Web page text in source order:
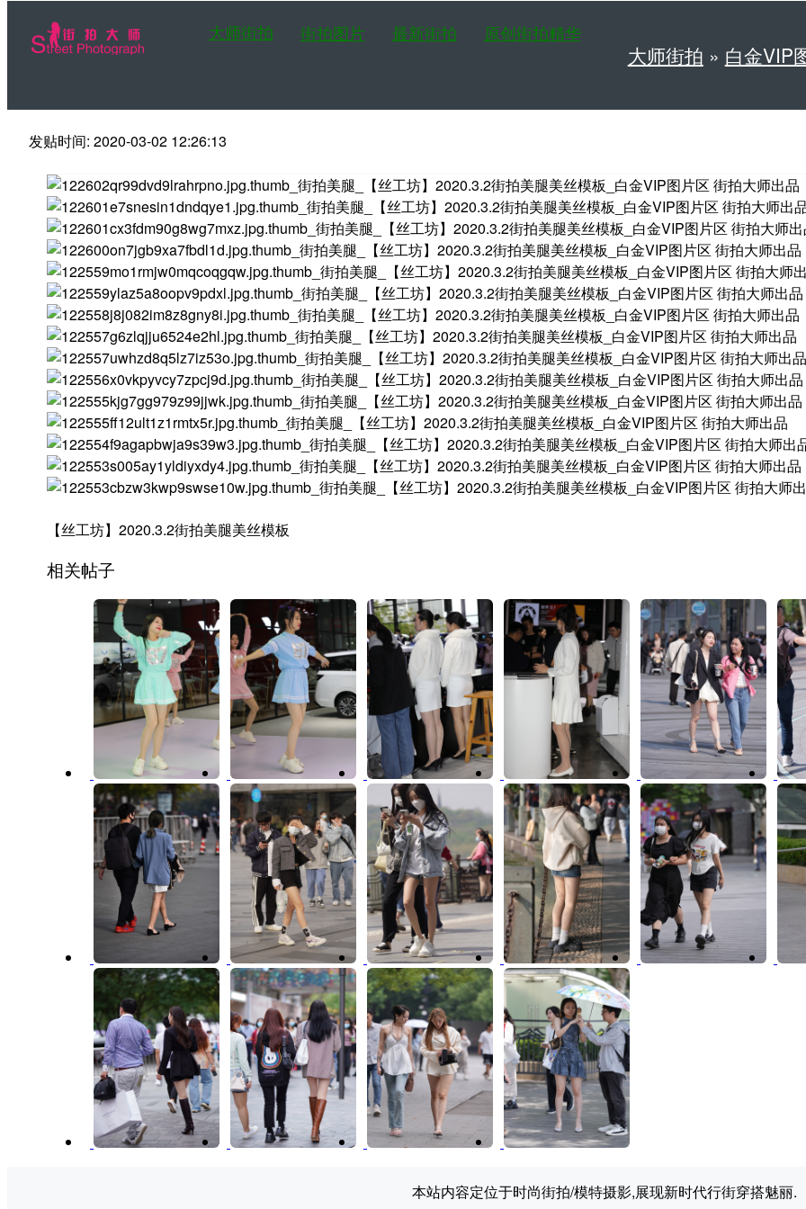
大师街拍 街拍图片 最新街拍 原创街拍精华
大师街拍 » 白金VIP
发贴时间: 2020-03-02 12:26:13
【丝工坊】2020.3.2街拍美腿美丝模板
相关帖子
本站内容定位于时尚街拍/模特摄影,展现新时代行街穿搭魅丽.